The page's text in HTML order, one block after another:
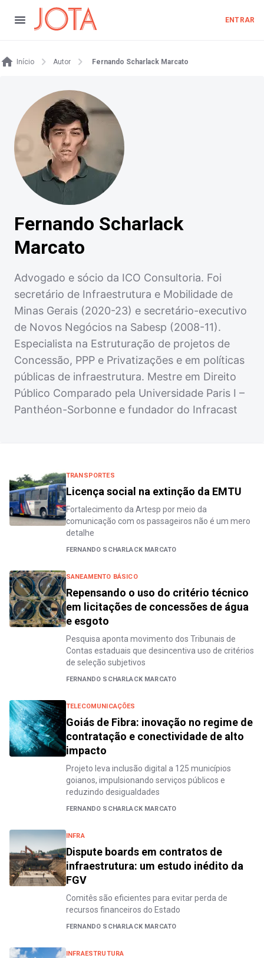
ENTRAR
Início Autor Fernando Scharlack Marcato
Fernando Scharlack
Marcato
Advogado e sócio da ICO Consultoria. Foi
secretário de Infraestrutura e Mobilidade de
Minas Gerais (2020-23) e secretário-executivo
de Novos Negócios na Sabesp (2008-11).
Especialista na Estruturação de projetos de
Concessão, PPP e Privatizações e em políticas
públicas de infraestrutura. Mestre em Direito
Público Comparado pela Universidade Paris I –
Panthéon-Sorbonne e fundador do Infracast
TRANSPORTES
Licença social na extinção da EMTU
Fortalecimento da Artesp por meio da
comunicação com os passageiros não é um mero
detalhe
FERNANDO SCHARLACK MARCATO
SANEAMENTO BÁSICO
Repensando o uso do critério técnico
em licitações de concessões de água
e esgoto
Pesquisa aponta movimento dos Tribunais de
Contas estaduais que desincentiva uso de critérios
de seleção subjetivos
FERNANDO SCHARLACK MARCATO
TELECOMUNICAÇÕES
Goiás de Fibra: inovação no regime de
contratação e conectividade de alto
impacto
Projeto leva inclusão digital a 125 municípios
goianos, impulsionando serviços públicos e
reduzindo desigualdades
FERNANDO SCHARLACK MARCATO
INFRA
Dispute boards em contratos de
infraestrutura: um estudo inédito da
FGV
Comitês são eficientes para evitar perda de
recursos financeiros do Estado
FERNANDO SCHARLACK MARCATO
INFRAESTRUTURA